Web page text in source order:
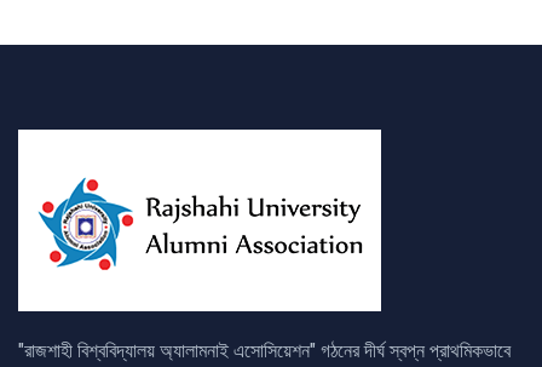
"রাজশাহী বিশ্ববিদ্যালয় অ্যালামনাই এসোসিয়েশন" গঠনের দীর্ঘ স্বপ্ন প্রাথমিকভাবে